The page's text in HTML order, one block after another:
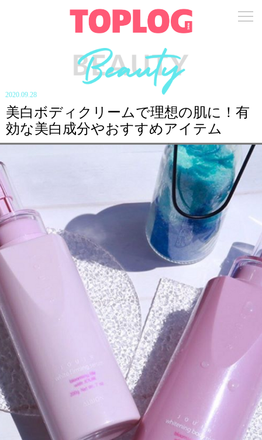
2020.09.28
美白ボディクリームで理想の肌に！有
効な美白成分やおすすめアイテム